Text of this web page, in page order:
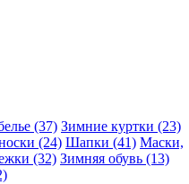
(37) Зимние куртки (23)
(24) Шапки (41) Маски,
(32) Зимняя обувь (13)